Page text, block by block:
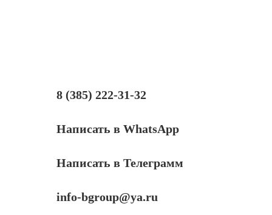
8 (385) 222-31-32
Написать в WhatsApp
Написать в Телеграмм
info-bgroup@ya.ru